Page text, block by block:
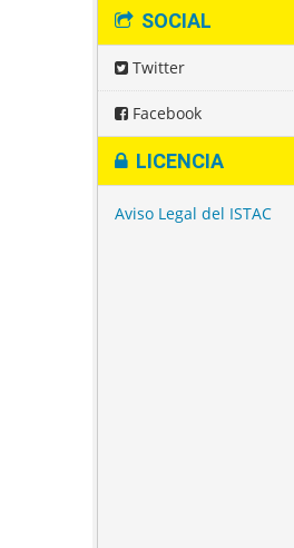
SOCIAL
Twitter
Facebook
LICENCIA
Aviso Legal del ISTAC